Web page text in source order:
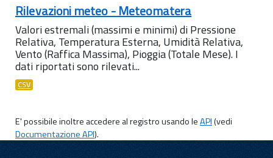
Rilevazioni meteo - Meteomatera
Valori estremali (massimi e minimi) di Pressione
Relativa, Temperatura Esterna, Umidità Relativa,
Vento (Raffica Massima), Pioggia (Totale Mese). I
dati riportati sono rilevati...
CSV
E' possibile inoltre accedere al registro usando leAPI(vedi
Documentazione API).